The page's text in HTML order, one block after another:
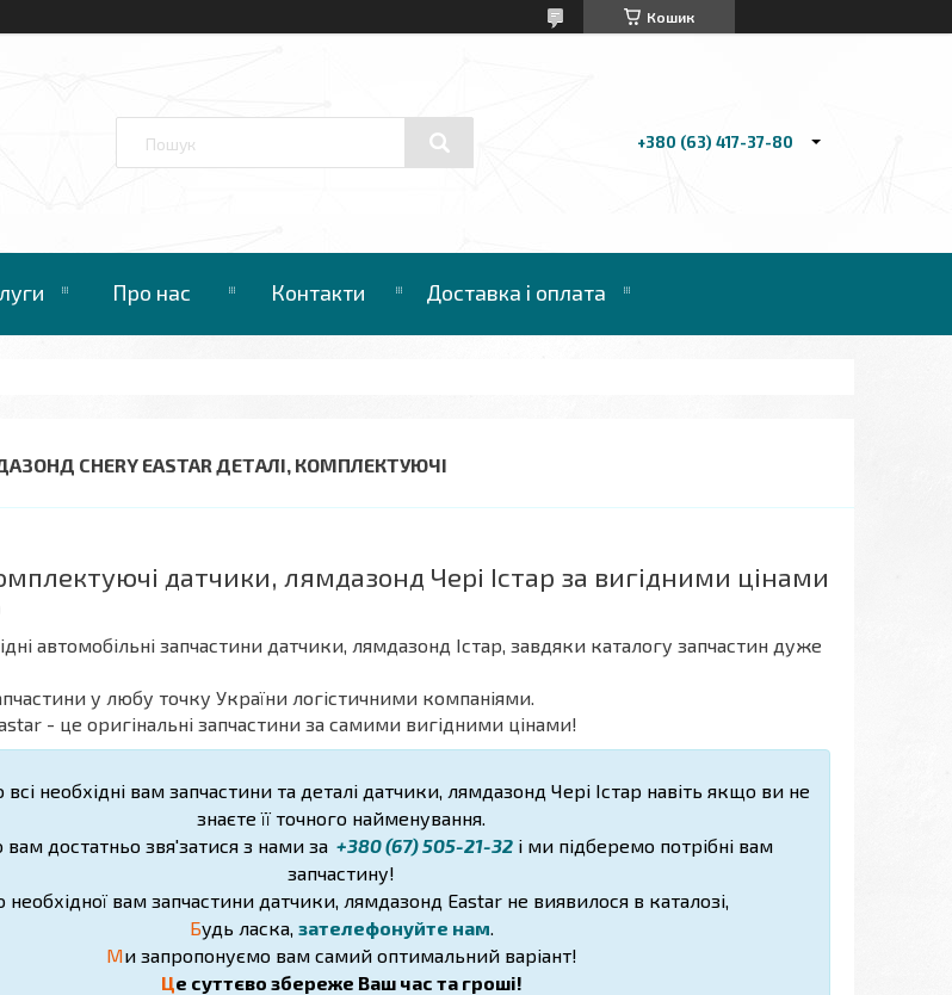
Кошик
+380 (63) 417-37-80
Про нас Контакти Доставка і оплата
CHERY EASTAR ДЕТАЛІ, КОМПЛЕКТУЮЧІ
датчики, лямдазонд Чері Істар за вигідними цінами
автомобільні запчастини датчики, лямдазонд Істар, завдяки каталогу запчастин дуже
у любу точку України логістичними компаніями.
- це оригінальні запчастини за самими вигідними цінами!
необхідні вам запчастини та деталі датчики, лямдазонд Чері Істар навіть якщо ви не
знаєте її точного найменування.
вам достатньо звя'затися з нами за +380 (67) 505-21-32і ми підберемо потрібні вам
запчастину!
вам запчастини датчики, лямдазонд Eastar не виявилося в каталозі,
Будь ласка, зателефонуйте нам.
Ми запропонуємо вам самий оптимальний варіант!
Це суттєво збереже Ваш час та гроші!